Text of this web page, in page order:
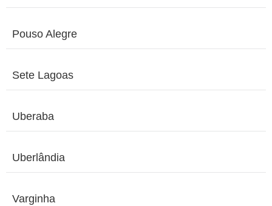
Pouso Alegre
Sete Lagoas
Uberaba
Uberlândia
Varginha